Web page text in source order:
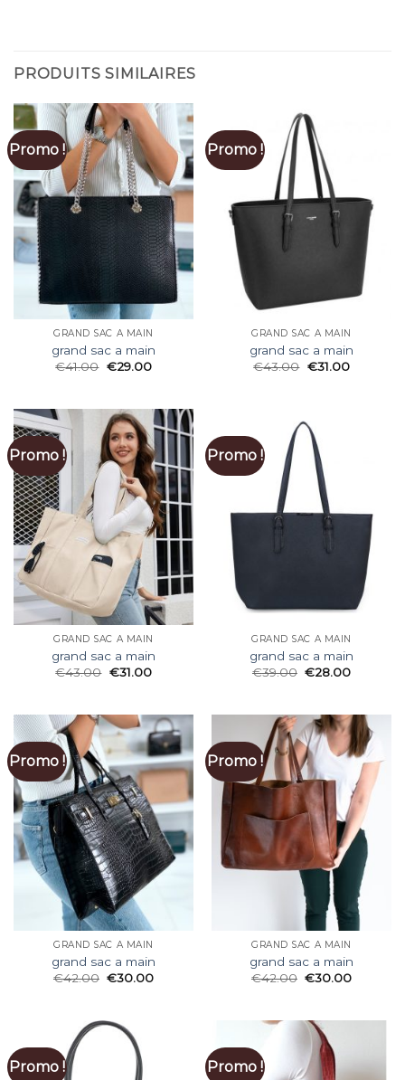
PRODUITS SIMILAIRES
Promo !
GRAND SAC A MAIN
grand sac a main
€41.00 €29.00
Promo !
GRAND SAC A MAIN
grand sac a main
€43.00 €31.00
Promo !
GRAND SAC A MAIN
grand sac a main
€43.00 €31.00
Promo !
GRAND SAC A MAIN
grand sac a main
€39.00 €28.00
Promo !
GRAND SAC A MAIN
grand sac a main
€42.00 €30.00
Promo !
GRAND SAC A MAIN
grand sac a main
€42.00 €30.00
Promo ! Promo !